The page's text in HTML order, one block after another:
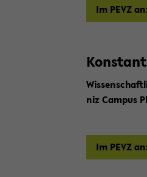
Im PEVZ
niz Cam­pus
Im PEVZ